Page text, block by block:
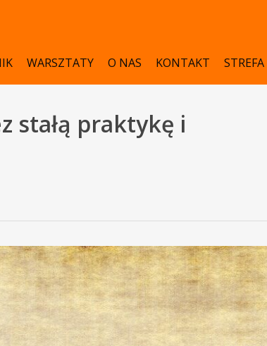
WARSZTATY O NAS KONTAKT
stałą praktykę i